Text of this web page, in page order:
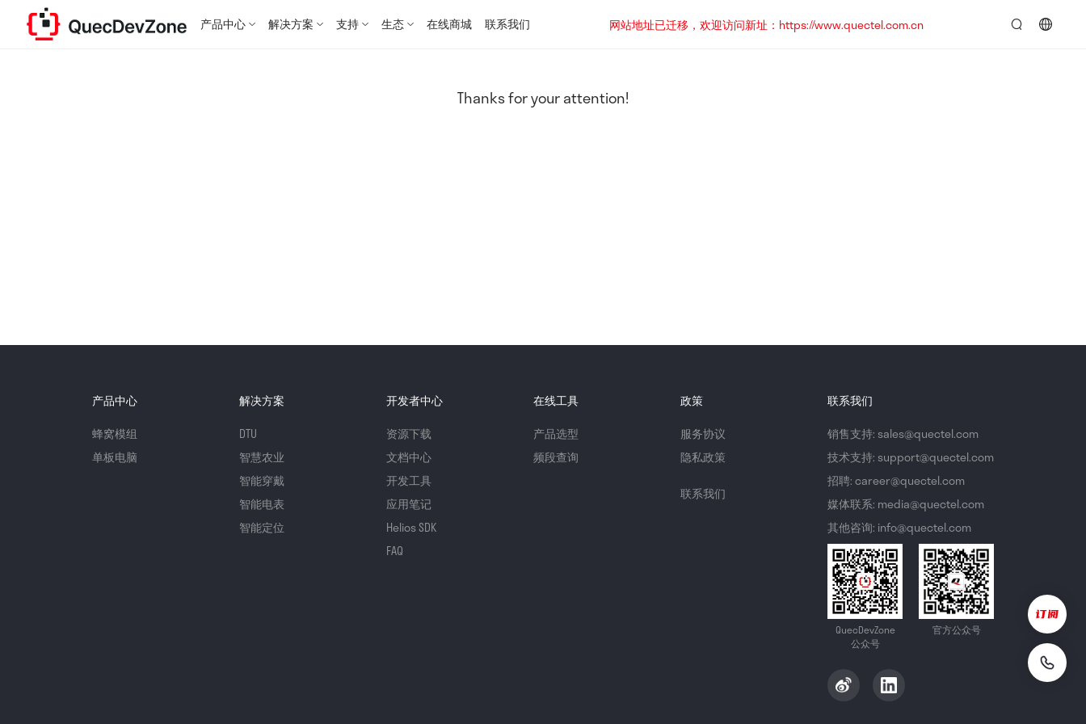
产品中心 解决方案 支持 生态 在线商城 联系我们
网站地址已迁移，欢迎访问新址：https://www.quectel.com.cn
Thanks for your attention!
产品中心
蜂窝模组
单板电脑
解决方案
DTU
智慧农业
智能穿戴
智能电表
智能定位
开发者中心
资源下载
文档中心
开发工具
应用笔记
Helios SDK
FAQ
在线工具
产品选型
频段查询
政策
服务协议
隐私政策
联系我们
联系我们
销售支持: sales@quectel.com
技术支持: support@quectel.com
招聘: career@quectel.com
媒体联系: media@quectel.com
其他咨询: info@quectel.com
QuecDevZone
公众号
官方公众号